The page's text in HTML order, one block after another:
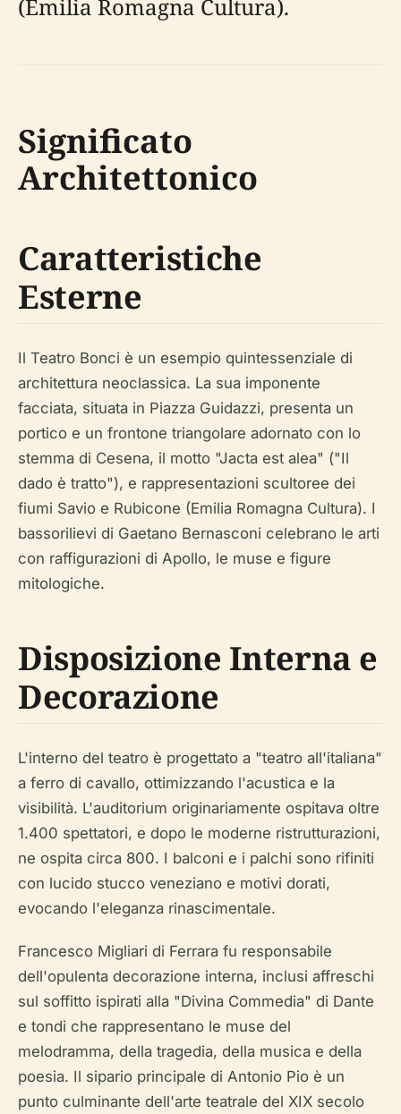
(Emilia Romagna Cultura).
Significato
Architettonico
Caratteristiche
Esterne
Il Teatro Bonci è un esempio quintessenziale di
architettura neoclassica. La sua imponente
facciata, situata in Piazza Guidazzi, presenta un
portico e un frontone triangolare adornato con lo
stemma di Cesena, il motto "Jacta est alea" ("Il
dado è tratto"), e rappresentazioni scultoree dei
fiumi Savio e Rubicone (Emilia Romagna Cultura). I
bassorilievi di Gaetano Bernasconi celebrano le arti
con raffigurazioni di Apollo, le muse e figure
mitologiche.
Disposizione Interna e
Decorazione
L'interno del teatro è progettato a "teatro all'italiana"
a ferro di cavallo, ottimizzando l'acustica e la
visibilità. L'auditorium originariamente ospitava oltre
1.400 spettatori, e dopo le moderne ristrutturazioni,
ne ospita circa 800. I balconi e i palchi sono rifiniti
con lucido stucco veneziano e motivi dorati,
evocando l'eleganza rinascimentale.
Francesco Migliari di Ferrara fu responsabile
dell'opulenta decorazione interna, inclusi affreschi
sul soffitto ispirati alla "Divina Commedia" di Dante
e tondi che rappresentano le muse del
melodramma, della tragedia, della musica e della
poesia. Il sipario principale di Antonio Pio è un
punto culminante dell'arte teatrale del XIX secolo